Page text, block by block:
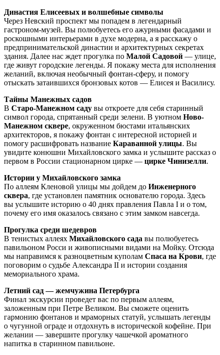
Династия Елисеевых и волшебные символы
Через Невский проспект мы попадем в легендарный
гастроном-музей. Вы полюбуетесь его ажурными фасадами и
роскошными интерьерами в духе модерна, а я расскажу о
предпринимательской династии и архитектурных секретах
здания. Далее нас ждет прогулка по Малой Садовой — улице,
где живут городские легенды. Я покажу места для исполнения
желаний, включая необычный фонтан-сферу, и помогу
отыскать затаившихся бронзовых котов — Елисея и Василису.
Тайны Манежных садов
В Старо-Манежном саду вы откроете для себя старинный
символ города, спрятанный среди зелени. В уютном Ново-
Манежном сквере, окруженном бюстами итальянских
архитекторов, я покажу фонтан с интересной историей и
помогу расшифровать название Караванной улицы. Вы
увидите конюшни Михайловского замка и услышите рассказ о
первом в России стационарном цирке — цирке Чинизелли.
Истории у Михайловского замка
По аллеям Кленовой улицы мы дойдем до Инженерного
сквера, где установлен памятник основателю города. Здесь
вы услышите историю о 40 днях правления Павла I и о том,
почему его имя оказалось связано с этим замком навсегда.
Прогулка среди шедевров
В тенистых аллеях Михайловского сада вы полюбуетесь
павильоном Росси и живописными видами на Мойку. Отсюда
мы направимся к разноцветным куполам Спаса на Крови, где
поговорим о судьбе Александра II и истории создания
мемориального храма.
Летний сад — жемчужина Петербурга
Финал экскурсии проведет вас по первым аллеям,
заложенным при Петре Великом. Вы сможете оценить
гармонию фонтанов и мраморных статуй, услышать легенды
о чугунной ограде и отдохнуть в исторической кофейне. При
желании — завершите прогулку чашечкой ароматного
напитка в старинном павильоне.